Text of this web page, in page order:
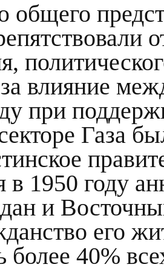
влияние
при
Газа
1950 году
и
его
более 40%